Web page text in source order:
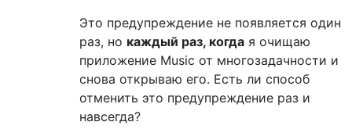
Это предупреждение не появляется один
раз, но каждый раз, когда я очищаю
приложение Music от многозадачности и
снова открываю его. Есть ли способ
отменить это предупреждение раз и
навсегда?